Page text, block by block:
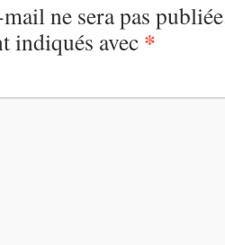
ne sera pas
indiqués avec *